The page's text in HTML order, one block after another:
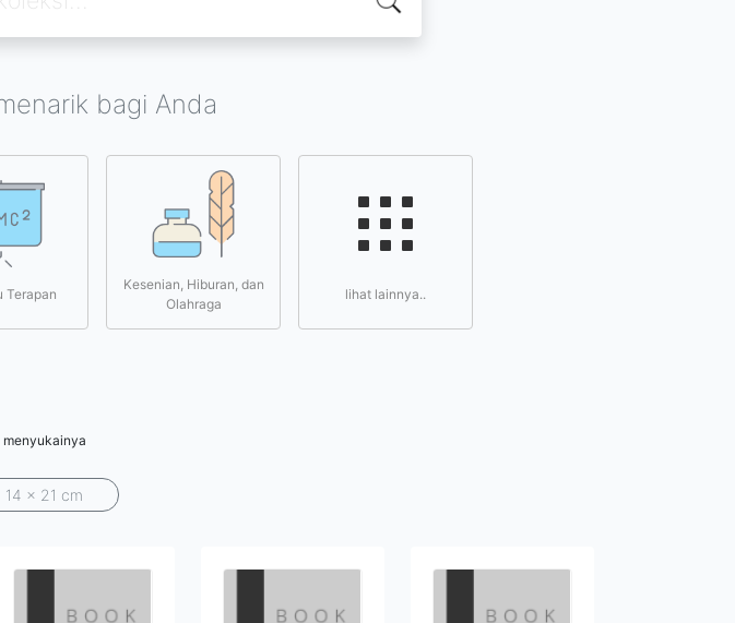
bagi Anda
Terapan
Kesenian, Hiburan, dan
Olahraga
lihat lainnya..
menyukainya
14 x 21 cm